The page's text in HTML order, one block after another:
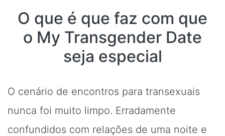
O que é que faz com que
o My Transgender Date
seja especial
O cenário de encontros para transexuais
nunca foi muito limpo. Erradamente
confundidos com relações de uma noite e